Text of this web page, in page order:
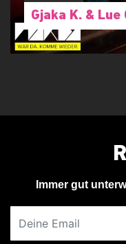
Gjaka K. &
Immer gut